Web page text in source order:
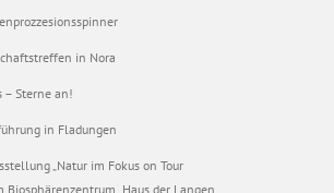
in Nora
– Sterne an!
in Fladungen
„Natur im Fokus on Tour
Biosphärenzentrum „Haus der Langen